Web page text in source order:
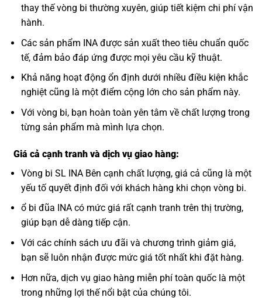
thay thế vòng bi thường xuyên, giúp tiết kiệm chi phí vận
hành.
Các sản phẩm INA được sản xuất theo tiêu chuẩn quốc
tế, đảm bảo đáp ứng được mọi yêu cầu kỹ thuật.
Khả năng hoạt động ổn định dưới nhiều điều kiện khắc
nghiệt cũng là một điểm cộng lớn cho sản phẩm này.
Với vòng bi, bạn hoàn toàn yên tâm về chất lượng trong
từng sản phẩm mà mình lựa chọn.
Giá cả cạnh tranh và dịch vụ giao hàng:
Vòng bi SL INA Bên cạnh chất lượng, giá cả cũng là một
yếu tố quyết định đối với khách hàng khi chọn vòng bi.
ổ bi đũa INA có mức giá rất cạnh tranh trên thị trường,
giúp bạn dễ dàng tiếp cận.
Với các chính sách ưu đãi và chương trình giảm giá,
bạn sẽ luôn nhận được mức giá tốt nhất khi đặt hàng.
Hơn nữa, dịch vụ giao hàng miễn phí toàn quốc là một
trong những lợi thế nổi bật của chúng tôi.